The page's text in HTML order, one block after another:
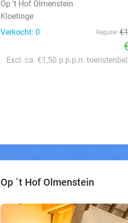
Op 't Hof Olmenstein
Kloetinge
Verkocht: 0
Regulier
Excl. ca. €1,50 p.p.p.n.
Op ´t Hof Olmenstein